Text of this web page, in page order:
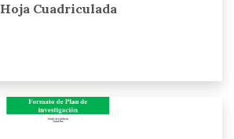
Hoja Cuadriculada